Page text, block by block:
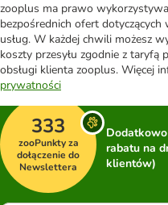
zooplus ma prawo
bezpośrednich ofert
usług. W każdej chwili możesz
koszty przesyłu zgodnie z taryfą
obsługi klienta zooplus. Więcej
prywatności
333
zooPunkty za
dołączenie do
Newslettera
rabatu na
klientów)